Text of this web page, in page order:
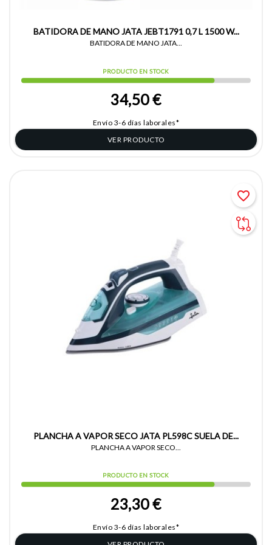
BATIDORA DE MANO JATA JEBT1791 0,7 L 1500 W...
BATIDORA DE MANO JATA...
PRODUCTO EN STOCK
34,50 €
Envío 3-6 días laborales*
VER PRODUCTO
PLANCHA A VAPOR SECO JATA PL598C SUELA DE...
PLANCHA A VAPOR SECO...
PRODUCTO EN STOCK
23,30 €
Envío 3-6 días laborales*
favorite_border